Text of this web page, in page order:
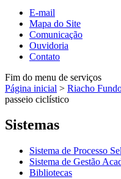
E-mail
Mapa do Site
Comunicação
Ouvidoria
Contato
Fim do menu de serviços
Página inicial > Riacho
passeio ciclístico
Sistemas
Sistema de Processo
Sistema de Gestão
Bibliotecas